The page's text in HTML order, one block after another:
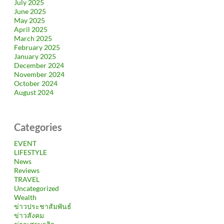
July 2025
June 2025
May 2025
April 2025
March 2025
February 2025
January 2025
December 2024
November 2024
October 2024
August 2024
Categories
EVENT
LIFESTYLE
News
Reviews
TRAVEL
Uncategorized
Wealth
ข่าวประชาสัมพันธ์
ข่าวสังคม